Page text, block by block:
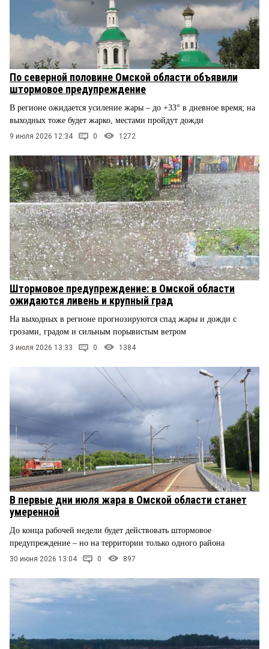
По северной половине Омской области объявили
штормовое предупреждение
В регионе ожидается усиление жары – до +33° в дневное время; на
выходных тоже будет жарко, местами пройдут дожди
9 июля 2026 12:34 0 1272
Штормовое предупреждение: в Омской области
ожидаются ливень и крупный град
На выходных в регионе прогнозируются спад жары и дожди с
грозами, градом и сильным порывистым ветром
3 июля 2026 13:33 0 1384
В первые дни июля жара в Омской области станет
умеренной
До конца рабочей недели будет действовать штормовое
предупреждение – но на территории только одного района
30 июня 2026 13:04 0 897